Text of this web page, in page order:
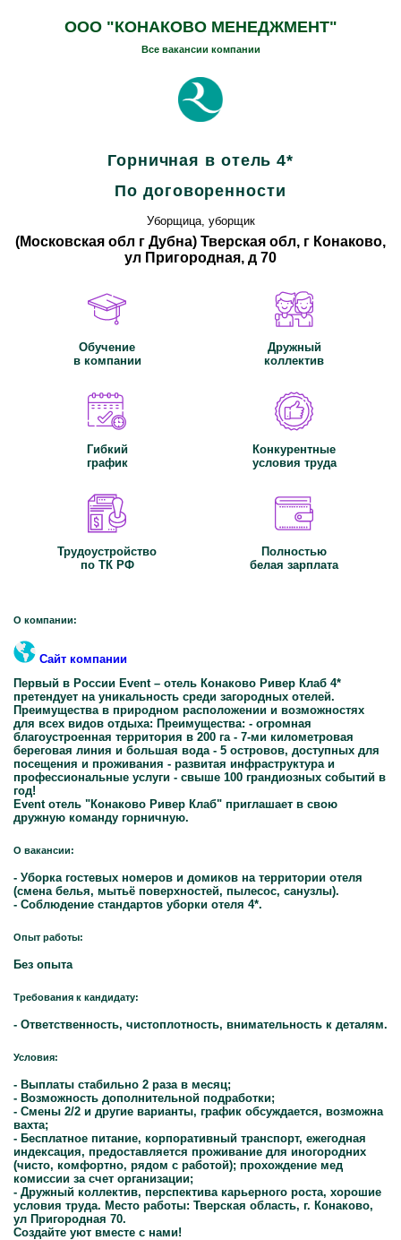
ООО "КОНАКОВО МЕНЕДЖМЕНТ"
Все вакансии компании
Горничная в отель 4*
По договоренности
Уборщица, уборщик
(Московская обл г Дубна) Тверская обл, г Конаково,
ул Пригородная, д 70
Обучение
в компании
Дружный
коллектив
Гибкий
график
Конкурентные
условия труда
Трудоустройство
по ТК РФ
Полностью
белая зарплата
О компании:
Сайт компании
Первый в России Event – отель Конаково Ривер Клаб 4*
претендует на уникальность среди загородных отелей.
Преимущества в природном расположении и возможностях
для всех видов отдыха: Преимущества: - огромная
благоустроенная территория в 200 га - 7-ми километровая
береговая линия и большая вода - 5 островов, доступных для
посещения и проживания - развитая инфраструктура и
профессиональные услуги - cвыше 100 грандиозных событий в
год!
Event отель "Конаково Ривер Клаб" приглашает в свою
дружную команду горничную.
О вакансии:
- Уборка гостевых номеров и домиков на территории отеля
(смена белья, мытьё поверхностей, пылесос, санузлы).
- Соблюдение стандартов уборки отеля 4*.
Опыт работы:
Без опыта
Требования к кандидату:
- Ответственность, чистоплотность, внимательность к деталям.
Условия:
- Выплаты стабильно 2 раза в месяц;
- Возможность дополнительной подработки;
- Смены 2/2 и другие варианты, график обсуждается, возможна
вахта;
- Бесплатное питание, корпоративный транспорт, ежегодная
индексация, предоставляется проживание для иногородних
(чисто, комфортно, рядом с работой); прохождение мед
комиссии за счет организации;
- Дружный коллектив, перспектива карьерного роста, хорошие
условия труда. Место работы: Тверская область, г. Конаково,
ул Пригородная 70.
Создайте уют вместе с нами!